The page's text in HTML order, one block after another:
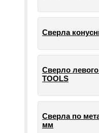
Сверла
Сверло
TOOLS
Сверла по
мм